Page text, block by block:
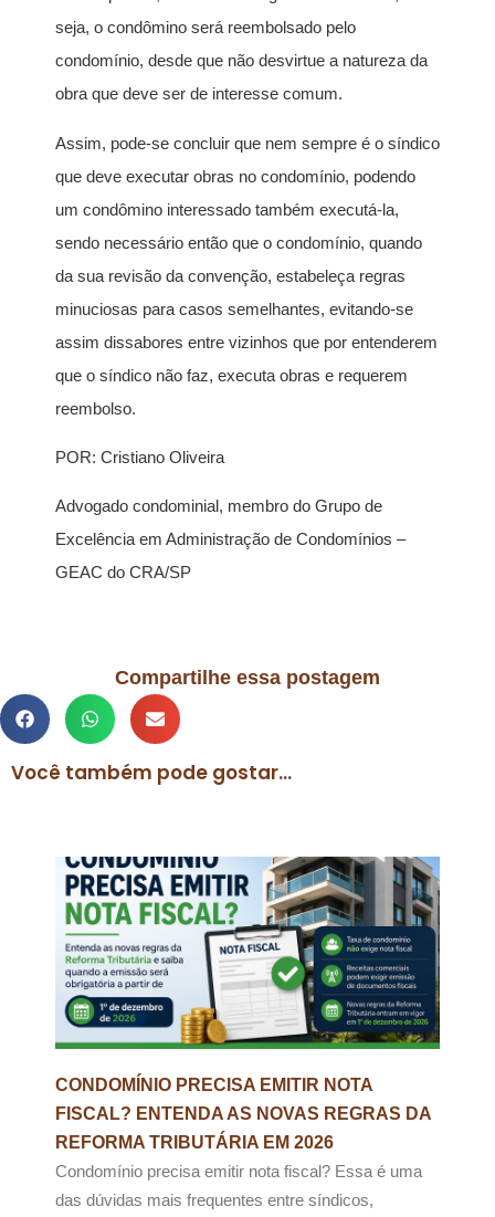
seja, o condômino será reembolsado pelo
condomínio, desde que não desvirtue a natureza da
obra que deve ser de interesse comum.
Assim, pode-se concluir que nem sempre é o síndico
que deve executar obras no condomínio, podendo
um condômino interessado também executá-la,
sendo necessário então que o condomínio, quando
da sua revisão da convenção, estabeleça regras
minuciosas para casos semelhantes, evitando-se
assim dissabores entre vizinhos que por entenderem
que o síndico não faz, executa obras e requerem
reembolso.
POR: Cristiano Oliveira
Advogado condominial, membro do Grupo de
Excelência em Administração de Condomínios –
GEAC do CRA/SP
Compartilhe essa postagem
Você também pode gostar...
CONDOMÍNIO PRECISA EMITIR NOTA
FISCAL? ENTENDA AS NOVAS REGRAS DA
REFORMA TRIBUTÁRIA EM 2026
Condomínio precisa emitir nota fiscal? Essa é uma
das dúvidas mais frequentes entre síndicos,